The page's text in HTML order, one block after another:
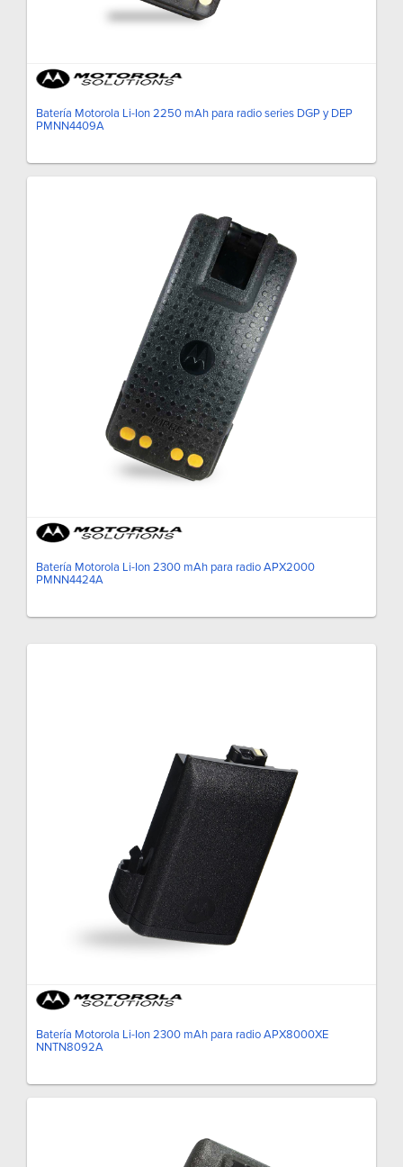
Batería Motorola Li-Ion 2250 mAh para radio series DGP y DEP
PMNN4409A
Batería Motorola Li-Ion 2300 mAh para radio APX2000
PMNN4424A
Batería Motorola Li-Ion 2300 mAh para radio APX8000XE
NNTN8092A